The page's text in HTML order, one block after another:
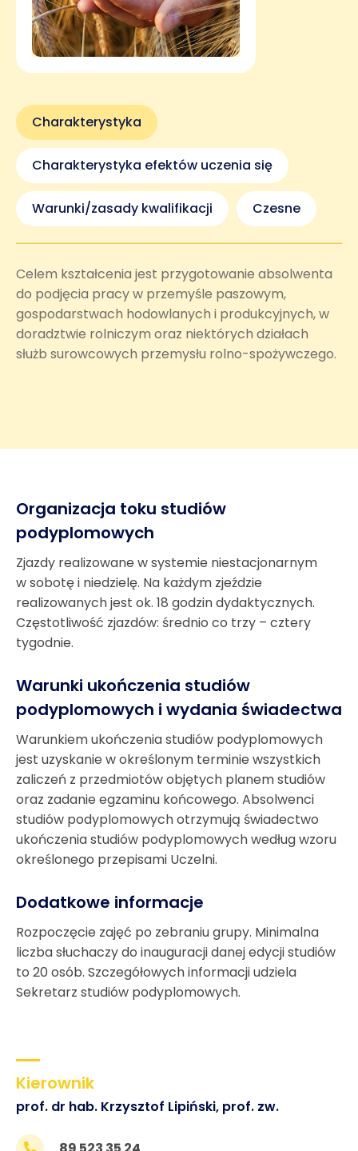
Charakterystyka
Charakterystyka efektów uczenia się
Warunki/zasady kwalifikacji Czesne
Celem kształcenia jest przygotowanie absolwenta
do podjęcia pracy w przemyśle paszowym,
gospodarstwach hodowlanych i produkcyjnych, w
doradztwie rolniczym oraz niektórych działach
służb surowcowych przemysłu rolno-spożywczego.
Organizacja toku studiów
podyplomowych
Zjazdy realizowane w systemie niestacjonarnym
w sobotę i niedzielę. Na każdym zjeździe
realizowanych jest ok. 18 godzin dydaktycznych.
Częstotliwość zjazdów: średnio co trzy – cztery
tygodnie.
Warunki ukończenia studiów
podyplomowych i wydania świadectwa
Warunkiem ukończenia studiów podyplomowych
jest uzyskanie w określonym terminie wszystkich
zaliczeń z przedmiotów objętych planem studiów
oraz zadanie egzaminu końcowego. Absolwenci
studiów podyplomowych otrzymują świadectwo
ukończenia studiów podyplomowych według wzoru
określonego przepisami Uczelni.
Dodatkowe informacje
Rozpoczęcie zajęć po zebraniu grupy. Minimalna
liczba słuchaczy do inauguracji danej edycji studiów
to 20 osób. Szczegółowych informacji udziela
Sekretarz studiów podyplomowych.
Kierownik
prof. dr hab. Krzysztof Lipiński, prof. zw.